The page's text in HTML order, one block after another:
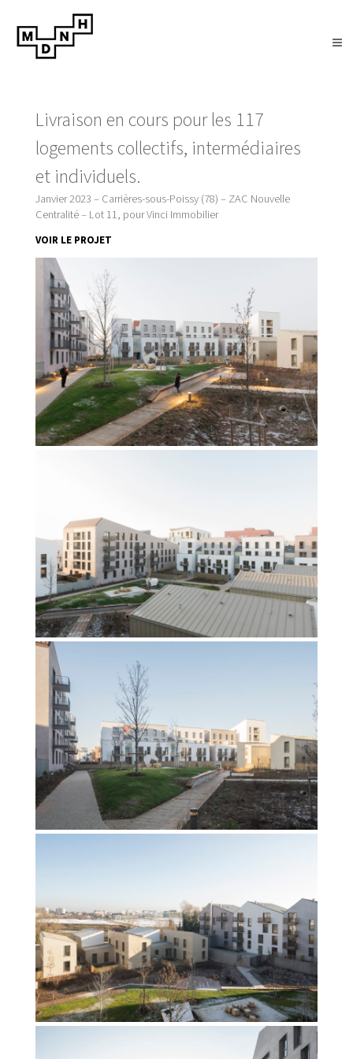
Livraison en cours pour les 117
logements collectifs, intermédiaires
et individuels.
Janvier 2023 – Carrières-sous-Poissy (78) – ZAC Nouvelle
Centralité – Lot 11, pour Vinci Immobilier
VOIR LE PROJET